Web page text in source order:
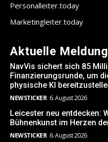
Personalleiter.today
Marketingleiter.today
Aktuelle
NavVis sichert sich 85
Finanzierungsrunde, um
physische KI
NEWSTICKER 6. August 2026
Leicester neu entdecken:
Bühnenkunst im Herzen
NEWSTICKER 6. August 2026